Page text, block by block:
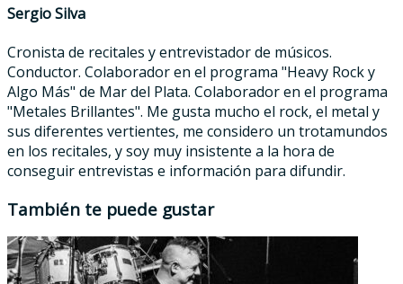
Sergio Silva
Cronista de recitales y entrevistador de músicos.
Conductor. Colaborador en el programa "Heavy Rock y
Algo Más" de Mar del Plata. Colaborador en el programa
"Metales Brillantes". Me gusta mucho el rock, el metal y
sus diferentes vertientes, me considero un trotamundos
en los recitales, y soy muy insistente a la hora de
conseguir entrevistas e información para difundir.
También te puede gustar